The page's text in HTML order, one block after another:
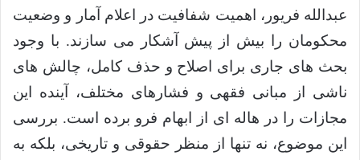
عبدالله فریور، اهمیت شفافیت در اعلام آمار و وضعیت
محکومان را بیش از پیش آشکار می سازند. با وجود
بحث های جاری برای اصلاح و حذف کامل، چالش های
ناشی از مبانی فقهی و فشارهای مختلف، آینده این
مجازات را در هاله ای از ابهام فرو برده است. بررسی
این موضوع، نه تنها از منظر حقوقی و تاریخی، بلکه به